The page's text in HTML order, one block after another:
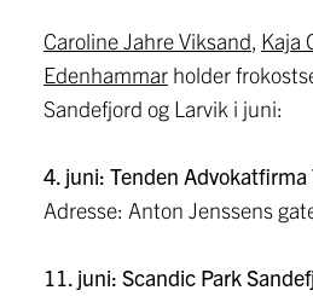
Caroline Jahre Viksand, Kaja
Edenhammar holder
Sandefjord og Larvik i juni:
4. juni: Tenden Advokatfirma
Adresse: Anton Jenssens
11. juni: Scandic Park